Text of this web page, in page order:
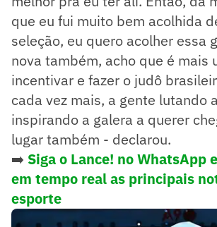
que eu fui muito bem acolhida
seleção, eu quero acolher essa
nova também, acho que é mais
incentivar e fazer o judô
cada vez mais, a gente lutando
inspirando a galera a querer
lugar também - declarou.
➡️ Siga o Lance! no WhatsApp
em tempo real as principais
esporte